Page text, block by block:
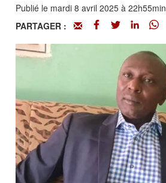
Publié le mardi 8 avril 2025 à 22h55min
PARTAGER :